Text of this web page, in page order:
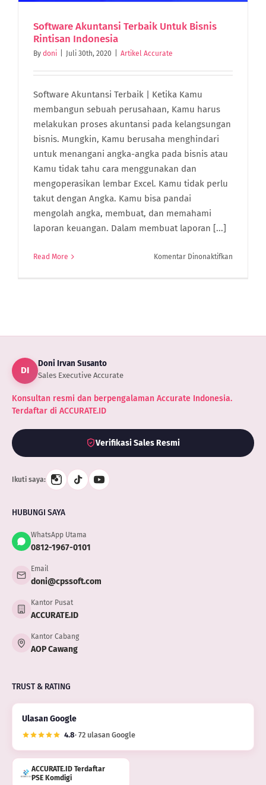
Software Akuntansi Terbaik Untuk Bisnis
Rintisan Indonesia
By doni Juli 30th, 2020 Artikel Accurate
Software Akuntansi Terbaik | Ketika Kamu
membangun sebuah perusahaan, Kamu harus
melakukan proses akuntansi pada kelangsungan
bisnis. Mungkin, Kamu berusaha menghindari
untuk menangani angka-angka pada bisnis atau
Kamu tidak tahu cara menggunakan dan
mengoperasikan lembar Excel. Kamu tidak perlu
takut dengan Angka. Kamu bisa pandai
mengolah angka, membuat, dan memahami
laporan keuangan. Dalam membuat laporan [...]
Read More Komentar Dinonaktifkan
DI
Doni Irvan Susanto
Sales Executive Accurate
Konsultan resmi dan berpengalaman Accurate Indonesia.
Terdaftar di ACCURATE.ID
Verifikasi Sales Resmi
Ikuti saya:
HUBUNGI SAYA
WhatsApp Utama
0812-1967-0101
Email
doni@cpssoft.com
Kantor Pusat
ACCURATE.ID
Kantor Cabang
AOP Cawang
TRUST & RATING
Ulasan Google
4.8· 72 ulasan Google
ACCURATE.ID Terdaftar
PSE Komdigi